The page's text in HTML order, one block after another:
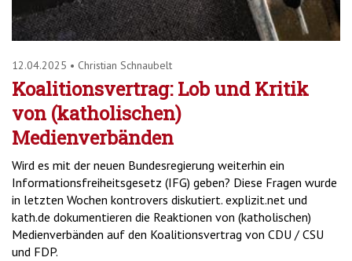
12.04.2025 • Christian Schnaubelt
Koalitionsvertrag: Lob und Kritik
von (katholischen)
Medienverbänden
Wird es mit der neuen Bundesregierung weiterhin ein
Informationsfreiheitsgesetz (IFG) geben? Diese Fragen wurde
in letzten Wochen kontrovers diskutiert. explizit.net und
kath.de dokumentieren die Reaktionen von (katholischen)
Medienverbänden auf den Koalitionsvertrag von CDU / CSU
und FDP.